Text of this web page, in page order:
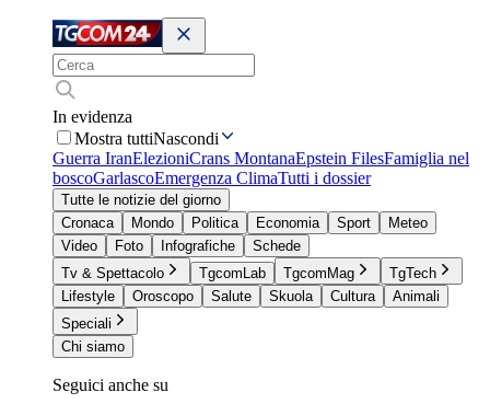
In evidenza
Mostra tuttiNascondi
Guerra IranElezioniCrans MontanaEpstein FilesFamiglia nel
boscoGarlascoEmergenza ClimaTutti i dossier
Tutte le notizie del giorno
Cronaca
Mondo Politica Economia Sport
Meteo
Video
Foto Infografiche
Schede
Tv & Spettacolo
TgcomLab TgcomMag
TgTech
Lifestyle
Oroscopo Salute Skuola Cultura
Animali
Speciali
Chi siamo
Seguici anche su